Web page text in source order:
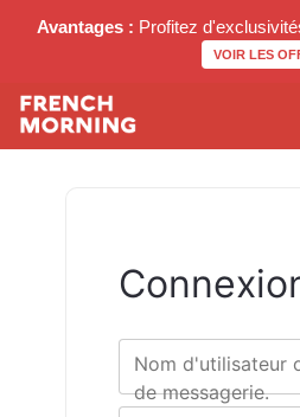
Avantages : Profitez
VOIR LES
Nom d'utilisateur
de messagerie.